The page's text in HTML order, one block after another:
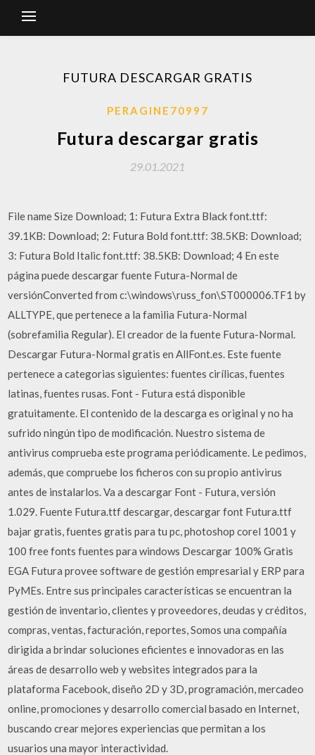
FUTURA DESCARGAR GRATIS
PERAGINE70997
Futura descargar gratis
29.01.2021
File name Size Download; 1: Futura Extra Black font.ttf:
39.1KB: Download; 2: Futura Bold font.ttf: 38.5KB: Download;
3: Futura Bold Italic font.ttf: 38.5KB: Download; 4 En este
página puede descargar fuente Futura-Normal de
versiónConverted from c:\windows\russ_fon\ST000006.TF1 by
ALLTYPE, que pertenece a la familia Futura-Normal
(sobrefamilia Regular). El creador de la fuente Futura-Normal.
Descargar Futura-Normal gratis en AllFont.es. Este fuente
pertenece a categorias siguientes: fuentes cirílicas, fuentes
latinas, fuentes rusas. Font - Futura está disponible
gratuitamente. El contenido de la descarga es original y no ha
sufrido ningún tipo de modificación. Nuestro sistema de
antivirus comprueba este programa periódicamente. Le pedimos,
además, que compruebe los ficheros con su propio antivirus
antes de instalarlos. Va a descargar Font - Futura, versión
1.029. Fuente Futura.ttf descargar, descargar font Futura.ttf
bajar gratis, fuentes gratis para tu pc, photoshop corel 1001 y
100 free fonts fuentes para windows Descargar 100% Gratis
EGA Futura provee software de gestión empresarial y ERP para
PyMEs. Entre sus principales características se encuentran la
gestión de inventario, clientes y proveedores, deudas y créditos,
compras, ventas, facturación, reportes, Somos una compañía
dirigida a brindar soluciones eficientes e innovadoras en las
áreas de desarrollo web y websites integrados para la
plataforma Facebook, diseño 2D y 3D, programación, mercadeo
online, promociones y desarrollo comercial basado en Internet,
buscando crear mejores experiencias que permitan a los
usuarios una mayor interactividad.